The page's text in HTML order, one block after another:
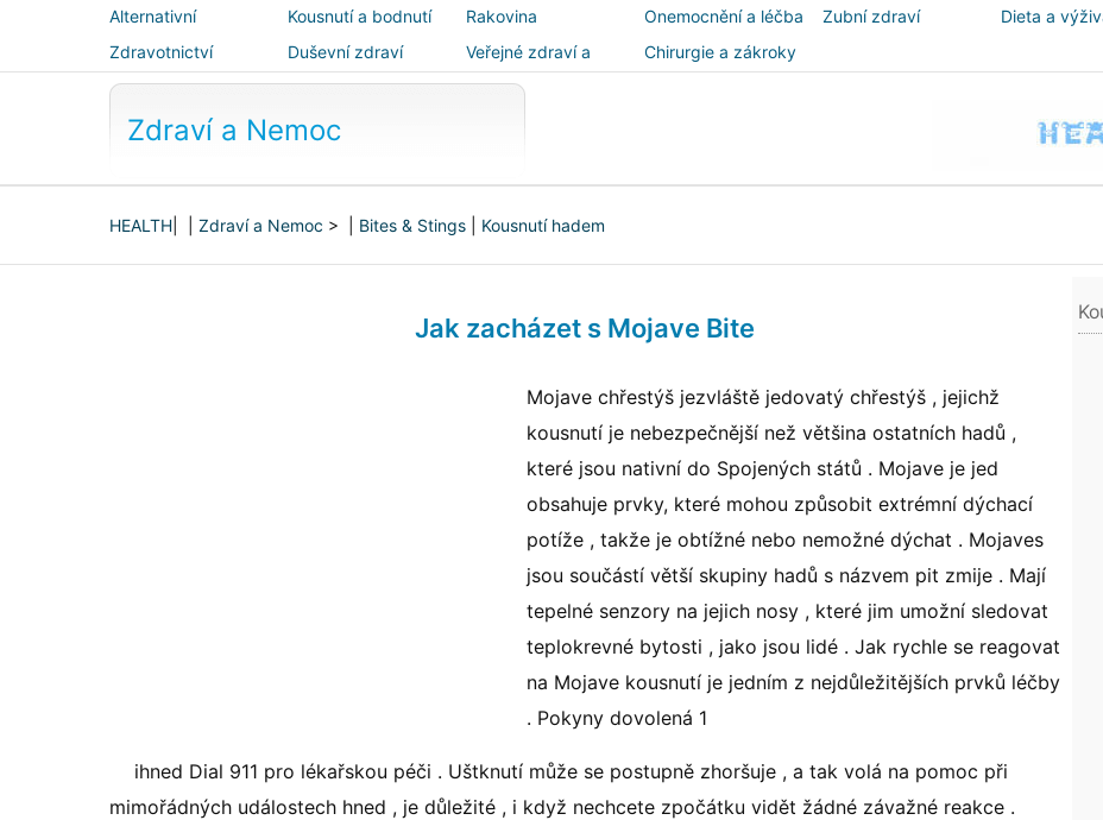
Alternativní
medicína
Kousnutí a bodnutí Rakovina Onemocnění a léčba Zubní zdraví Dieta a
Zdravotnictví
Duševní zdraví
Veřejné zdraví a
bezpečnost
Chirurgie a zákroky
Zdraví a Nemoc
HEALTH Zdraví a Nemoc > | Bites & Stings Kousnutí hadem
Jak zacházet s Mojave Bite
Mojave chřestýš jezvláště jedovatý chřestýš , jejichž
kousnutí je nebezpečnější než většina ostatních hadů ,
které jsou nativní do Spojených států . Mojave je jed
obsahuje prvky, které mohou způsobit extrémní dýchací
potíže , takže je obtížné nebo nemožné dýchat . Mojaves
jsou součástí větší skupiny hadů s názvem pit zmije . Mají
tepelné senzory na jejich nosy , které jim umožní sledovat
teplokrevné bytosti , jako jsou lidé . Jak rychle se reagovat
na Mojave kousnutí je jedním z nejdůležitějších prvků léčby
. Pokyny dovolená 1
ihned Dial 911 pro lékařskou péči . Uštknutí může se postupně zhoršuje , a tak volá na pomoc při
mimořádných událostech hned , je důležité , i když nechcete zpočátku vidět žádné závažné reakce .